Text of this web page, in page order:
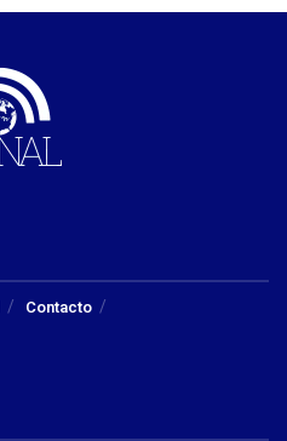
Contacto